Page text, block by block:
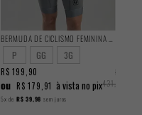
P GG 3G
R$
431,90
R$ 199,90
ou R$ 179,91 à vista no pix
5x de R$ 39,98 sem juros